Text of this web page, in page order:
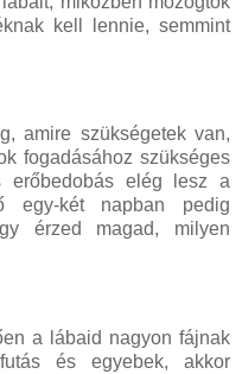
kell lennie, semmint
amire szükségetek van,
fogadásához szükséges
erőbedobás elég lesz a
egy-két napban pedig
érzed magad, milyen
a lábaid nagyon fájnak
és egyebek, akkor